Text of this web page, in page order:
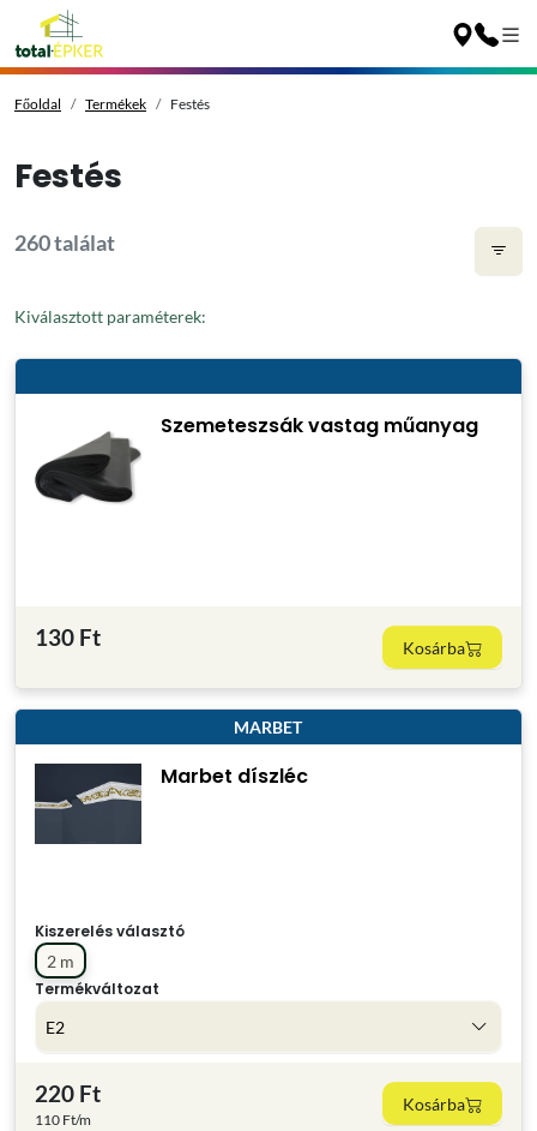
Főoldal Termékek Festés
Festés
260 találat
Kiválasztott paraméterek:
Szemeteszsák vastag műanyag
130 Ft Kosárba
MARBET
Marbet díszléc
Kiszerelés választó
2 m
Termékváltozat
E2
220 Ft
110 Ft/m
Kosárba